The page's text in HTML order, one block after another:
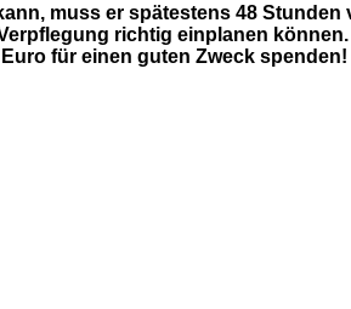
muss er spätestens 48
richtig einplanen können.
für einen guten Zweck